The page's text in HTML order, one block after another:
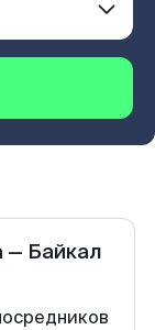
— Байкал